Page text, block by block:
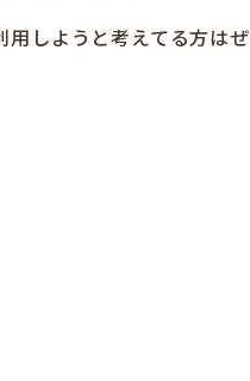
しようと考えてる方はぜ